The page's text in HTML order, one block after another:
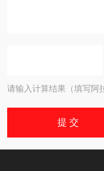
请输入计算结果（填写阿